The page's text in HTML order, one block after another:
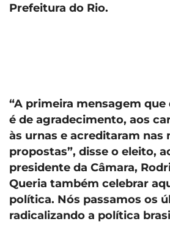
Prefeitura do Rio.
“A primeira mensagem que
é de agradecimento, aos
às urnas e acreditaram nas
propostas”, disse o eleito,
presidente da Câmara,
Queria também celebrar
política. Nós passamos os
radicalizando a política